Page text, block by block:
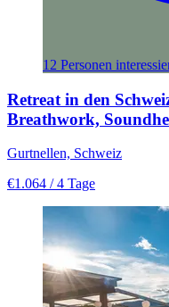
12 Personen
Retreat in den
Breathwork,
Gurtnellen, Schweiz
€1.064 / 4 Tage